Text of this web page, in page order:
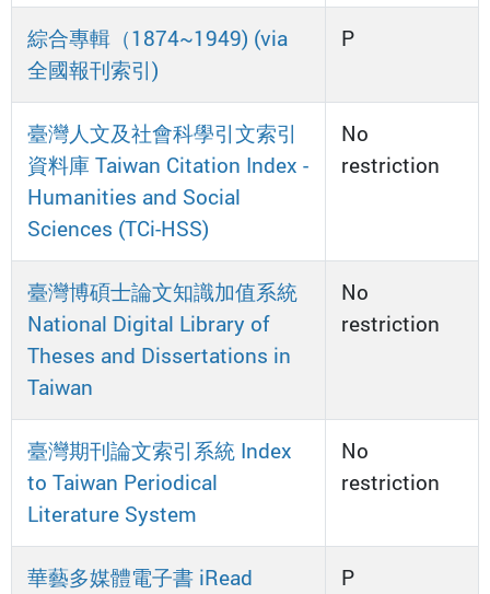
綜合專輯（1874~1949) (via
全國報刊索引)
P
臺灣人文及社會科學引文索引
資料庫 Taiwan Citation Index -
Humanities and Social
Sciences (TCi-HSS)
No
restriction
臺灣博碩士論文知識加值系統
National Digital Library of
Theses and Dissertations in
Taiwan
No
restriction
臺灣期刊論文索引系統 Index
to Taiwan Periodical
Literature System
No
restriction
華藝多媒體電子書 iRead
P